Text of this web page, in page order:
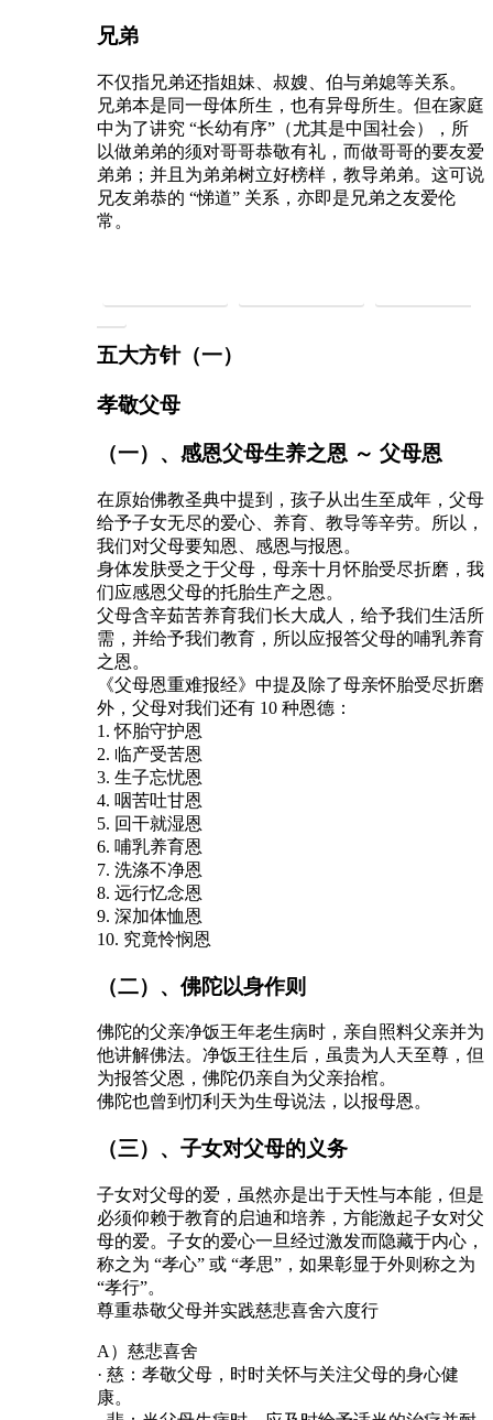
兄弟
不仅指兄弟还指姐妹、叔嫂、伯与弟媳等关系。
兄弟本是同一母体所生，也有异母所生。但在家庭
中为了讲究 “长幼有序”（尤其是中国社会），所
以做弟弟的须对哥哥恭敬有礼，而做哥哥的要友爱
弟弟；并且为弟弟树立好榜样，教导弟弟。这可说
兄友弟恭的 “悌道” 关系，亦即是兄弟之友爱伦
常。
心
五大方针（一）
孝敬父母
（一）、感恩父母生养之恩 ～ 父母恩
在原始佛教圣典中提到，孩子从出生至成年，父母
给予子女无尽的爱心、养育、教导等辛劳。所以，
我们对父母要知恩、感恩与报恩。
身体发肤受之于父母，母亲十月怀胎受尽折磨，我
们应感恩父母的托胎生产之恩。
父母含辛茹苦养育我们长大成人，给予我们生活所
需，并给予我们教育，所以应报答父母的哺乳养育
之恩。
《父母恩重难报经》中提及除了母亲怀胎受尽折磨
外，父母对我们还有 10 种恩德：
1. 怀胎守护恩
2. 临产受苦恩
3. 生子忘忧恩
4. 咽苦吐甘恩
5. 回干就湿恩
6. 哺乳养育恩
7. 洗涤不净恩
8. 远行忆念恩
9. 深加体恤恩
10. 究竟怜悯恩
（二）、佛陀以身作则
佛陀的父亲净饭王年老生病时，亲自照料父亲并为
他讲解佛法。净饭王往生后，虽贵为人天至尊，但
为报答父恩，佛陀仍亲自为父亲抬棺。
佛陀也曾到忉利天为生母说法，以报母恩。
（三）、子女对父母的义务
子女对父母的爱，虽然亦是出于天性与本能，但是
必须仰赖于教育的启迪和培养，方能激起子女对父
母的爱。子女的爱心一旦经过激发而隐藏于内心，
称之为 “孝心” 或 “孝思”，如果彰显于外则称之为
“孝行”。
尊重恭敬父母并实践慈悲喜舍六度行
A）慈悲喜舍
· 慈：孝敬父母，时时关怀与关注父母的身心健
康。